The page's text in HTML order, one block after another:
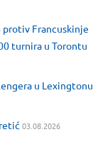
Francuskinje
turnira u Torontu
u Lexingtonu
03.08.2026